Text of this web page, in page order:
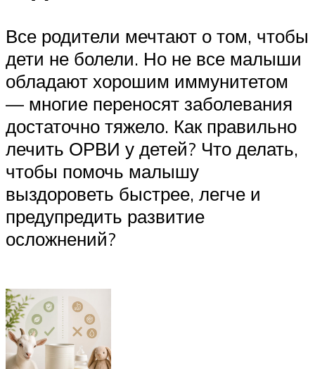
Все родители мечтают о том, чтобы
дети не болели. Но не все малыши
обладают хорошим иммунитетом
— многие переносят заболевания
достаточно тяжело. Как правильно
лечить ОРВИ у детей? Что делать,
чтобы помочь малышу
выздороветь быстрее, легче и
предупредить развитие
осложнений?